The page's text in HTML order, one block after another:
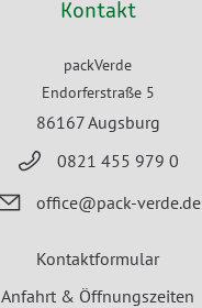
Kontakt
packVerde
Endorferstraße 5
86167 Augsburg
0821 455 979 0
office@pack-verde.de
Kontaktformular
Anfahrt & Öffnungszeiten